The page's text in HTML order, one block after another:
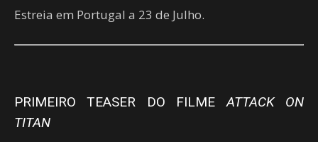
Estreia em Portugal a 23 de Julho.
PRIMEIRO TEASER DO FILMEATTACK ON
TITAN